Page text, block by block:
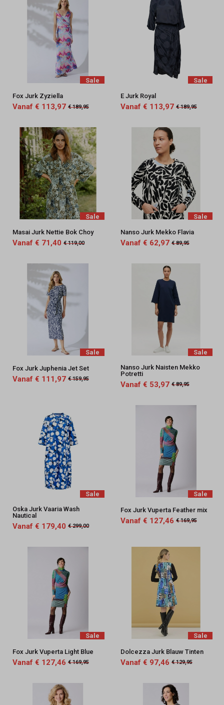
Sale
Fox Jurk Zyziella
Vanaf € 113,97 € 189,95
Sale
E Jurk Royal
Vanaf € 113,97 € 189,95
Sale
Masai Jurk Nettie Bok Choy
Vanaf € 71,40 € 119,00
Sale
Nanso Jurk Mekko Flavia
Vanaf € 62,97 € 89,95
Sale
Fox Jurk Juphenia Jet Set
Vanaf € 111,97 € 159,95
Sale
Nanso Jurk Naisten Mekko
Potretti
Vanaf € 53,97 € 89,95
Sale
Oska Jurk Vaaria Wash
Nautical
Vanaf € 179,40 € 299,00
Sale
Fox Jurk Vuperta Feather mix
Vanaf € 127,46 € 169,95
Sale
Fox Jurk Vuperta Light Blue
Vanaf € 127,46 € 169,95
Sale
Dolcezza Jurk Blauw Tinten
Vanaf € 97,46 € 129,95